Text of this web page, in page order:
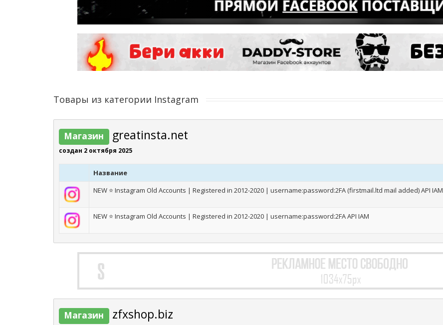
Товары из категории Instagram
Магазин greatinsta.net
создан 2 октября 2025
Название
NEW ⭐ Instagram Old Accounts | Registered in 2012-2020 | username:password:2FA (firstmail.ltd mail added) API IAM
NEW ⭐ Instagram Old Accounts | Registered in 2012-2020 | username:password:2FA API IAM
Магазин zfxshop.biz